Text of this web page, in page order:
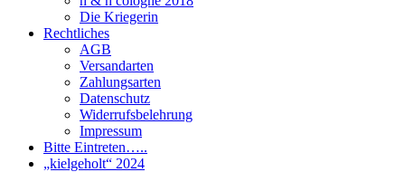
Die Kriegerin
Rechtliches
AGB
Versandarten
Zahlungsarten
Datenschutz
Widerrufsbelehrung
Impressum
Bitte Eintreten…..
„kielgeholt“ 2024